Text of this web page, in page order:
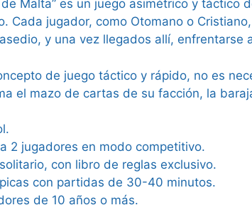
de Malta” es un juego asimétrico y
Cada jugador, como Otomano o
y una vez llegados allí, enfrentarse
de juego táctico y rápido, no es
el mazo de cartas de su facción, la
2 jugadores en modo competitivo.
con libro de reglas exclusivo.
con partidas de 30-40 minutos.
de 10 años o más.